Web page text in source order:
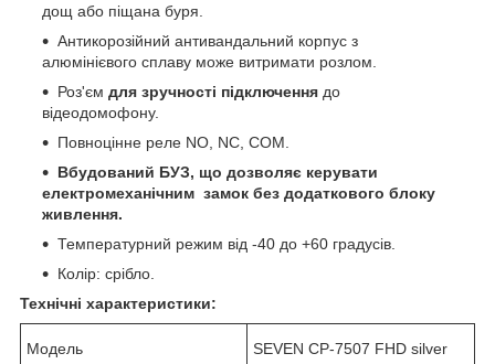
дощ або піщана буря.
Антикорозійний антивандальний корпус з
алюмінієвого сплаву може витримати розлом.
Роз'єм для зручності підключення до
відеодомофону.
Повноцінне реле NO, NC, COM.
Вбудований БУЗ, що дозволяє керувати
електромеханічним замок без додаткового блоку
живлення.
Температурний режим від -40 до +60 градусів.
Колір: срібло.
Технічні характеристики:
Модель SEVEN CP-7507 FHD silver